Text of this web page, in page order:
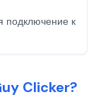
подключение к
Clicker?